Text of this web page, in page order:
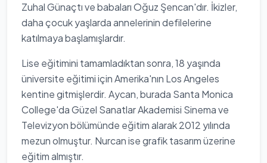
Zuhal Günaçtı ve babaları Oğuz Şencan'dır. İkizler,
daha çocuk yaşlarda annelerinin defilelerine
katılmaya başlamışlardır.
Lise eğitimini tamamladıktan sonra, 18 yaşında
üniversite eğitimi için Amerika'nın Los Angeles
kentine gitmişlerdir. Aycan, burada Santa Monica
College'da Güzel Sanatlar Akademisi Sinema ve
Televizyon bölümünde eğitim alarak 2012 yılında
mezun olmuştur. Nurcan ise grafik tasarım üzerine
eğitim almıştır.